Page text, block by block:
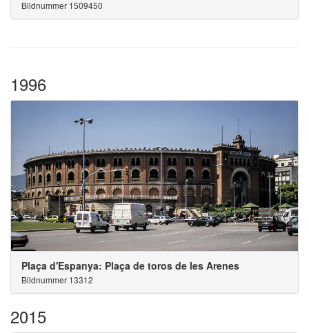
Bildnummer 1509450
1996
Plaça d'Espanya: Plaça de toros de les Arenes
Bildnummer 13312
2015